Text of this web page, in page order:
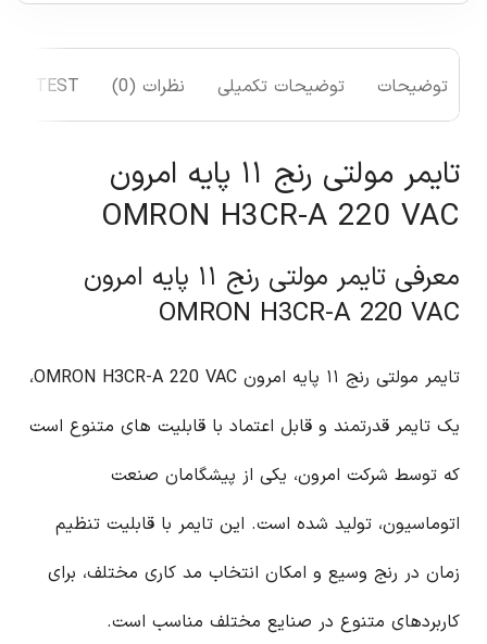
توضیحات توضیحات تکمیلی نظرات (0) TEST
تایمر مولتی رنج ۱۱ پایه امرون
OMRON H3CR-A 220 VAC
معرفی تایمر مولتی رنج ۱۱ پایه امرون
OMRON H3CR-A 220 VAC
تایمر مولتی رنج ۱۱ پایه امرون OMRON H3CR-A 220 VAC،
یک تایمر قدرتمند و قابل اعتماد با قابلیت های متنوع است
که توسط شرکت امرون، یکی از پیشگامان صنعت
اتوماسیون، تولید شده است. این تایمر با قابلیت تنظیم
زمان در رنج وسیع و امکان انتخاب مد کاری مختلف، برای
کاربردهای متنوع در صنایع مختلف مناسب است.